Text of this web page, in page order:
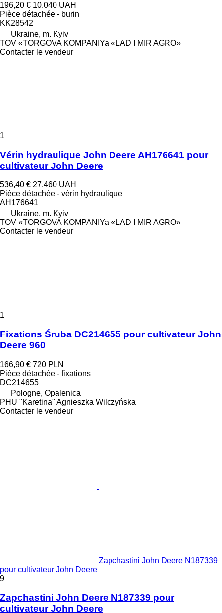
196,20 € 10.040 UAH
Pièce détachée - burin
KK28542
Ukraine, m. Kyiv
TOV «TORGOVA KOMPANIYa «LAD I MIR AGRO»
Contacter le vendeur
1
Vérin hydraulique John Deere AH176641 pour
cultivateur John Deere
536,40 € 27.460 UAH
Pièce détachée - vérin hydraulique
AH176641
Ukraine, m. Kyiv
TOV «TORGOVA KOMPANIYa «LAD I MIR AGRO»
Contacter le vendeur
1
Fixations Śruba DC214655 pour cultivateur John
Deere 960
166,90 € 720 PLN
Pièce détachée - fixations
DC214655
Pologne, Opalenica
PHU "Karetina" Agnieszka Wilczyńska
Contacter le vendeur
Zapchastini John Deere N187339
pour cultivateur John Deere
9
Zapchastini John Deere N187339 pour
cultivateur John Deere